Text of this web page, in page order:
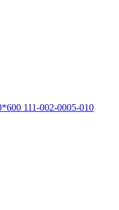
111-002-0005-010